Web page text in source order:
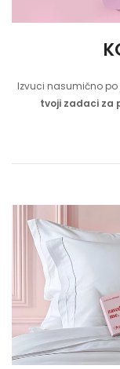
Izvuci nasumično
tvoji zadaci za